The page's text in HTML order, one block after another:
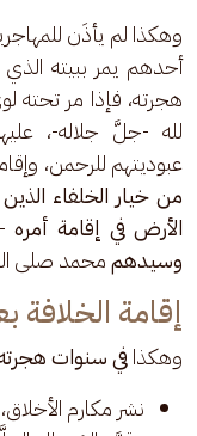
وهكذا لم يأذَن
أحدهم يمر ببيته
هجرته، فإذا مر تحته
لله -جلَّ جلاله-،
عبوديتهم للرحمن،
من خيار الخلفاء
الأرض في إقامة أمره -
وسيدهم محمد صلى
إقامة الخلافة
وهكذا في سنوات
نشر مكارم الأخلاق،